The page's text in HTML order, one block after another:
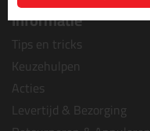
Informatie
Tips en tricks
Keuzehulpen
Acties
Levertijd & Bezorging